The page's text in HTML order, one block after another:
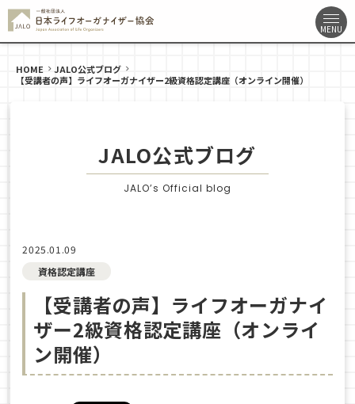
HOME
JALO公式ブログ
【受講者の声】ライフオーガナイザー2級資格認定講座（オンライン開催）
JALO公式ブログ
JALO’s Official blog
2025.01.09
資格認定講座
【受講者の声】ライフオーガナイ
ザー2級資格認定講座（オンライ
ン開催）